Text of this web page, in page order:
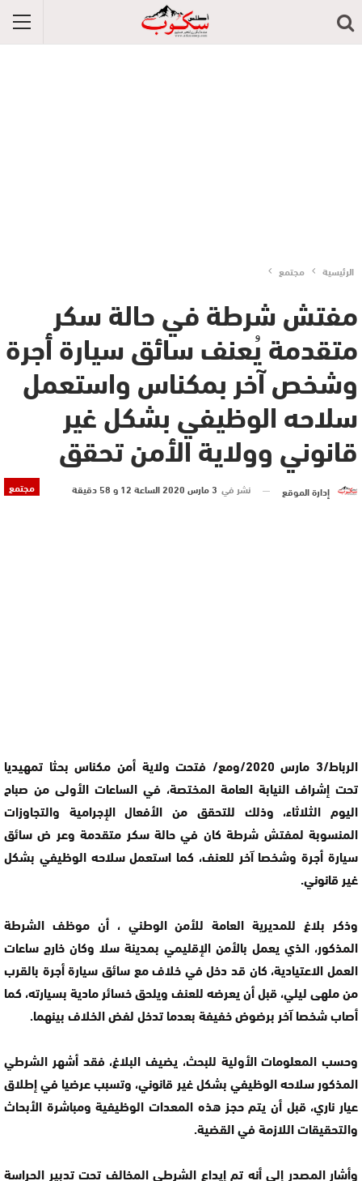
الرئيسية مجتمع
مفتش شرطة في حالة سكر
متقدمة يُعنف سائق سيارة أجرة
وشخص آخر بمكناس واستعمل
سلاحه الوظيفي بشكل غير
قانوني وولاية الأمن تحقق
مجتمع إدارة الموقع نشر في 3 مارس 2020 الساعة 12 و 58 دقيقة
الرباط/3 مارس 2020/ومع/ فتحت ولاية أمن مكناس بحثا تمهيديا
تحت إشراف النيابة العامة المختصة، في الساعات الأولى من صباح
اليوم الثلاثاء، وذلك للتحقق من الأفعال الإجرامية والتجاوزات
المنسوبة لمفتش شرطة كان في حالة سكر متقدمة وعر ض سائق
سيارة أجرة وشخصا آخر للعنف، كما استعمل سلاحه الوظيفي بشكل
غير قانوني.
وذكر بلاغ للمديرية العامة للأمن الوطني ، أن موظف الشرطة
المذكور، الذي يعمل بالأمن الإقليمي بمدينة سلا وكان خارج ساعات
العمل الاعتيادية، كان قد دخل في خلاف مع سائق سيارة أجرة بالقرب
من ملهى ليلي، قبل أن يعرضه للعنف ويلحق خسائر مادية بسيارته، كما
أصاب شخصا آخر برضوض خفيفة بعدما تدخل لفض الخلاف بينهما.
وحسب المعلومات الأولية للبحث، يضيف البلاغ، فقد أشهر الشرطي
المذكور سلاحه الوظيفي بشكل غير قانوني، وتسبب عرضيا في إطلاق
عيار ناري، قبل أن يتم حجز هذه المعدات الوظيفية ومباشرة الأبحاث
والتحقيقات اللازمة في القضية.
وأشار المصدر إلى أنه تم إيداع الشرطي المخالف تحت تدبير الحراسة